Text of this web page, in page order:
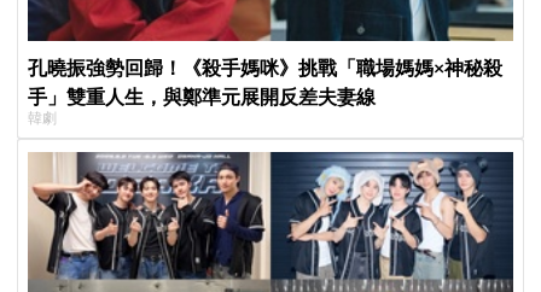
孔曉振強勢回歸！《殺手媽咪》挑戰「職場媽媽×神秘殺
手」雙重人生，與鄭準元展開反差夫妻線
韓劇